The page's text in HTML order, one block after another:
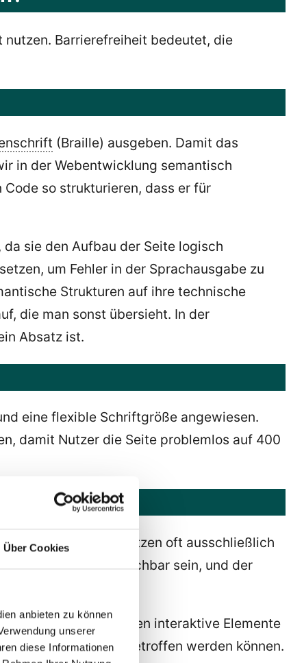
Über Cookies
anbieten zu können
unserer
diese Informationen
nutzen. Barrierefreiheit bedeutet, die
(Braille) ausgeben. Damit das
in der Webentwicklung semantisch
so strukturieren, dass er für
sie den Aufbau der Seite logisch
um Fehler in der Sprachausgabe zu
Strukturen auf ihre technische
die man sonst übersieht. In der
Absatz ist.
eine flexible Schriftgröße angewiesen.
damit Nutzer die Seite problemlos auf 400
Fingern nutzen oft ausschließlich
per Tab-Taste erreichbar sein, und der
Guidelines) müssen interaktive Elemente
sicher getroffen werden können.